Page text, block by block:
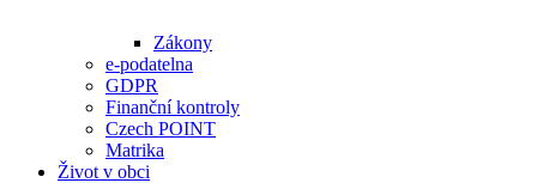
Zákony
e-podatelna
GDPR
Finanční kontroly
Czech POINT
Matrika
Život v obci